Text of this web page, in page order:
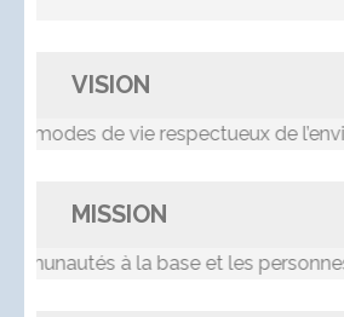
VISION
de vie respectueux de
MISSION
à la base et les personnes